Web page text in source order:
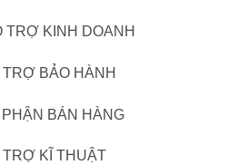
TRỢ KINH DOANH
BẢO HÀNH
BÁN HÀNG
TRỢ KĨ THUẬT